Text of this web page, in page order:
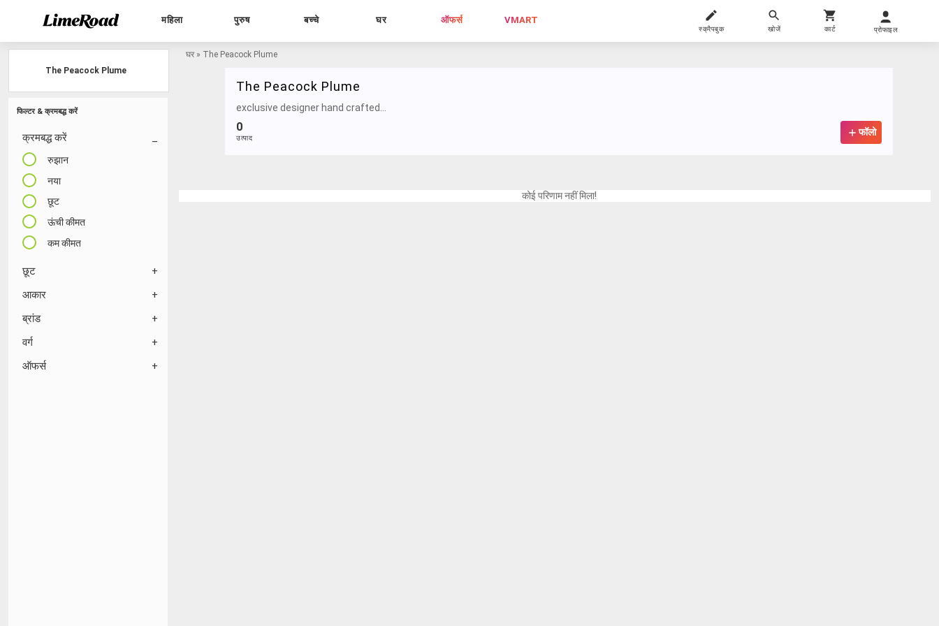
महिला पुरुष बच्चे घर ऑफर्स VMART
स्क्रैपबुक खोजें कार्ट प्रोफाइल
फिल्टर & क्रमबद्ध करें
क्रमबद्ध करें
रुझान
नया
छूट
ऊंची कीमत
कम कीमत
छूट
आकार
ब्रांड
वर्ग
ऑफर्स
घर » The Peacock Plume
The Peacock Plume
exclusive designer hand crafted...
0
उत्पाद
फॉलो
The Peacock Plume
कोई परिणाम नहीं मिला!